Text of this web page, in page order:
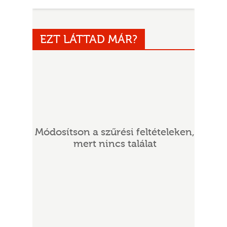
EZT LÁTTAD MÁR?
Módosítson a szűrési feltételeken,
mert nincs találat